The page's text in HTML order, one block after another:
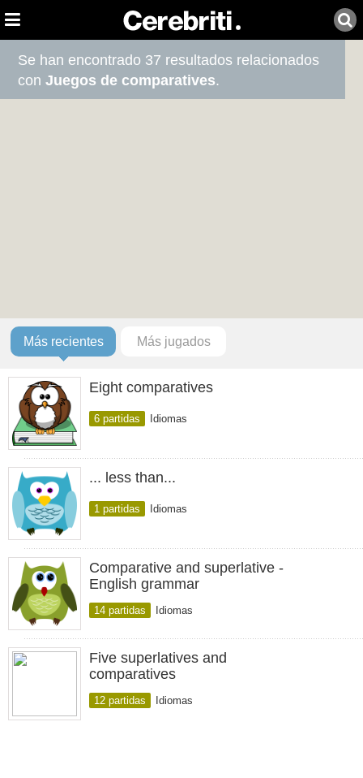
Se han encontrado 37 resultados relacionados
conJuegos de comparatives.
Más recientes Más jugados
Eight comparatives
6 partidas Idiomas
... less than...
1 partidas Idiomas
Comparative and superlative -
English grammar
14 partidas Idiomas
Five superlatives and
comparatives
12 partidas Idiomas